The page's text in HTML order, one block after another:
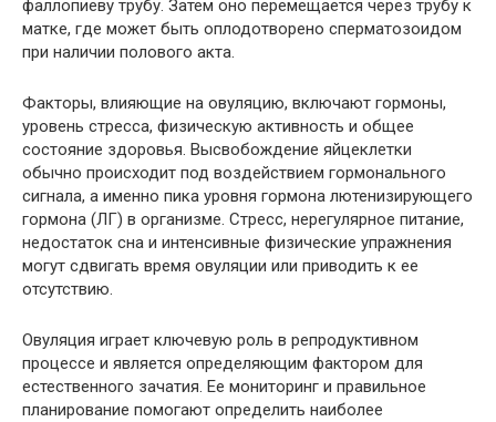
фаллопиеву трубу. Затем оно перемещается через трубу к
матке, где может быть оплодотворено сперматозоидом
при наличии полового акта.
Факторы, влияющие на овуляцию, включают гормоны,
уровень стресса, физическую активность и общее
состояние здоровья. Высвобождение яйцеклетки
обычно происходит под воздействием гормонального
сигнала, а именно пика уровня гормона лютенизирующего
гормона (ЛГ) в организме. Стресс, нерегулярное питание,
недостаток сна и интенсивные физические упражнения
могут сдвигать время овуляции или приводить к ее
отсутствию.
Овуляция играет ключевую роль в репродуктивном
процессе и является определяющим фактором для
естественного зачатия. Ее мониторинг и правильное
планирование помогают определить наиболее